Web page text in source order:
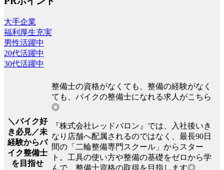
大手企業
福利厚生充実
男性活躍中
20代活躍中
30代活躍中
＼バイク好
き必見／未
経験からバ
イク整備士
を目指せ
整備士の資格がなくても、整備の経験がなく
ても、バイクの整備士になれる求人がこちら
◎
『株式会社レッドバロン』では、入社後いき
なり店舗へ配属されるのではなく、最長90日
間の「二輪整備専門スクール」からスター
ト。工具の使い方や整備の基礎をゼロから学
んで、整備士資格の取得を目指します◎